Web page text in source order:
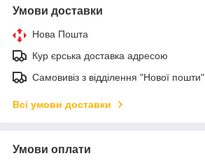
Умови доставки
Нова Пошта
Кур єрська доставка адресою
Самовивіз з відділення "Нової пошти"
Всі умови доставки
Умови оплати